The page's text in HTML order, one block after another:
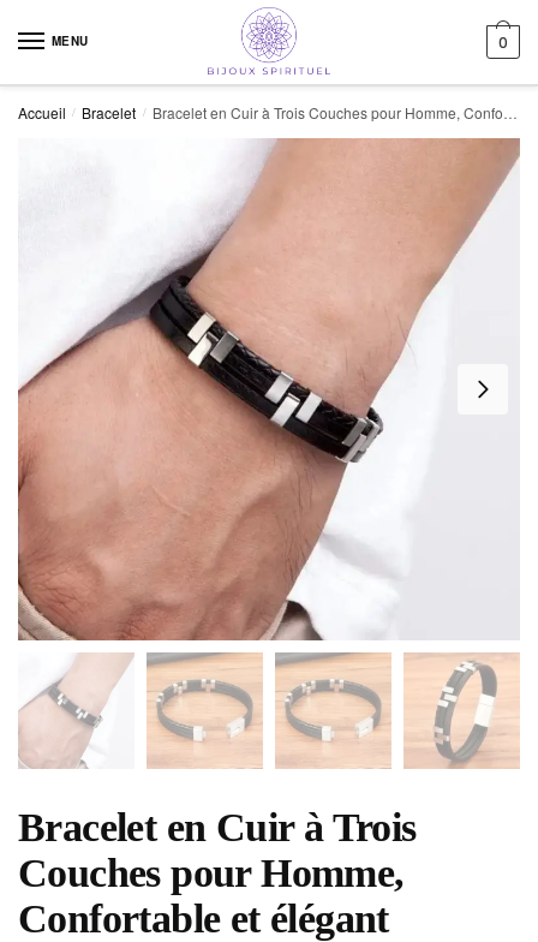
MENU 0
Accueil / Bracelet / Bracelet en Cuir à Trois Couches pour Homme, Confortable et élégant
Bracelet en Cuir à Trois
Couches pour Homme,
Confortable et élégant